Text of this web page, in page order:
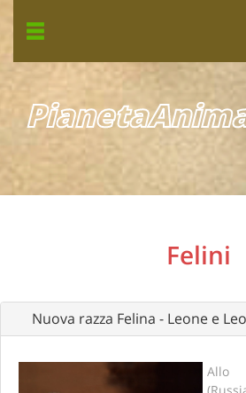
Felini
Nuova razza Felina - Leone e
Allo